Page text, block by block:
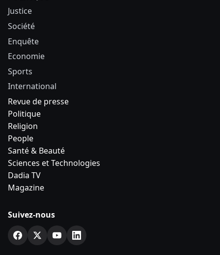
Justice
Société
Enquête
Economie
Sports
International
Revue de presse
Politique
Religion
People
Santé & Beauté
Sciences et Technologies
Dadia TV
Magazine
Suivez-nous